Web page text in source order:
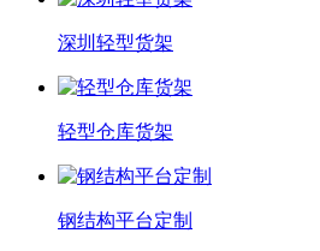
深圳轻型货架
轻型仓库货架
钢结构平台定制